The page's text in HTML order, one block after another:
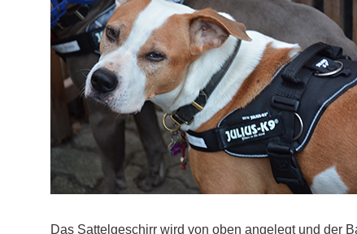
Das Sattelgeschirr wird von oben angelegt und der